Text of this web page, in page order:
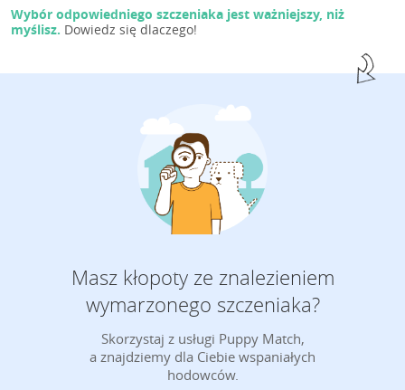
Wybór odpowiedniego szczeniaka jest ważniejszy, niż
myślisz. Dowiedz się dlaczego!
Masz kłopoty ze znalezieniem
wymarzonego szczeniaka?
Skorzystaj z usługi Puppy Match,
a znajdziemy dla Ciebie wspaniałych
hodowców.